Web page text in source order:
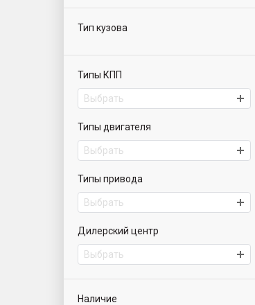
Тип кузова
Типы КПП
Выбрать
Типы двигателя
Выбрать
Типы привода
Выбрать
Дилерский центр
Выбрать
Наличие